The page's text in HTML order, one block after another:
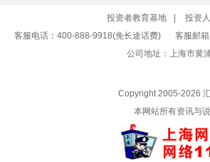
投资者教育基地 投资
客服电话：400-888-9918(免长途话费)
客服邮箱
公司地址：上海市黄
Copyright 2005-2026
本网站所有资讯与